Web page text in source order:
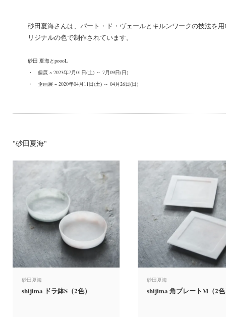
砂田夏海さんは、パート・ド・ヴェールとキルンワークの技法を
リジナルの色で制作されています。
砂田 夏海とpoooL
・ 個展 ~ 2023年7月01日(土) ～ 7月09日(日)
・ 企画展 ~ 2020年04月11日(土) ～ 04月26日(日)
"砂田夏海"
砂田夏海
shijima ドラ鉢S（2色）
砂田夏海
shijima 角プレートM（2